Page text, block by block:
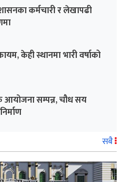
कर्मचारी र लेखापढी
केही स्थानमा भारी वर्षाको
आयोजना सम्पन्न, चौध सय
सबै